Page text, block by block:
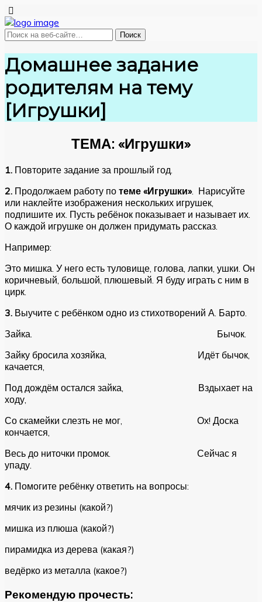
Домашнее задание
родителям на тему
[Игрушки]
ТЕМА: «Игрушки»
1. Повторите задание за прошлый год.
2. Продолжаем работу по теме «Игрушки». Нарисуйте
или наклейте изображения нескольких игрушек,
подпишите их. Пусть ребёнок показывает и называет их.
О каждой игрушке он должен придумать рассказ.
Например:
Это мишка. У него есть туловище, голова, лапки, ушки. Он
коричневый, большой, плюшевый. Я буду играть с ним в
цирк.
3. Выучите с ребёнком одно из стихотворений А. Барто.
Зайка. Бычок.
Зайку бросила хозяйка, Идёт бычок,
качается,
Под дождём остался зайка, Вздыхает на
ходу,
Со скамейки слезть не мог, Ох! Доска
кончается,
Весь до ниточки промок. Сейчас я
упаду.
4. Помогите ребёнку ответить на вопросы:
мячик из резины (какой?)
мишка из плюша (какой?)
пирамидка из дерева (какая?)
ведёрко из металла (какое?)
Рекомендую прочесть: